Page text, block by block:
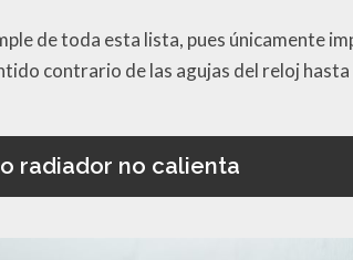
de toda esta lista, pues únicamente
contrario de las agujas del reloj
radiador no calienta